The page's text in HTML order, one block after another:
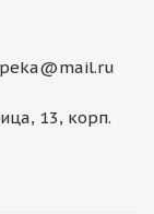
13, корп.